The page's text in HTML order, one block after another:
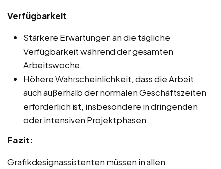
Verfügbarkeit:
Stärkere Erwartungen an die tägliche
Verfügbarkeit während der gesamten
Arbeitswoche.
Höhere Wahrscheinlichkeit, dass die Arbeit
auch außerhalb der normalen Geschäftszeiten
erforderlich ist, insbesondere in dringenden
oder intensiven Projektphasen.
Fazit:
Grafikdesignassistenten müssen in allen